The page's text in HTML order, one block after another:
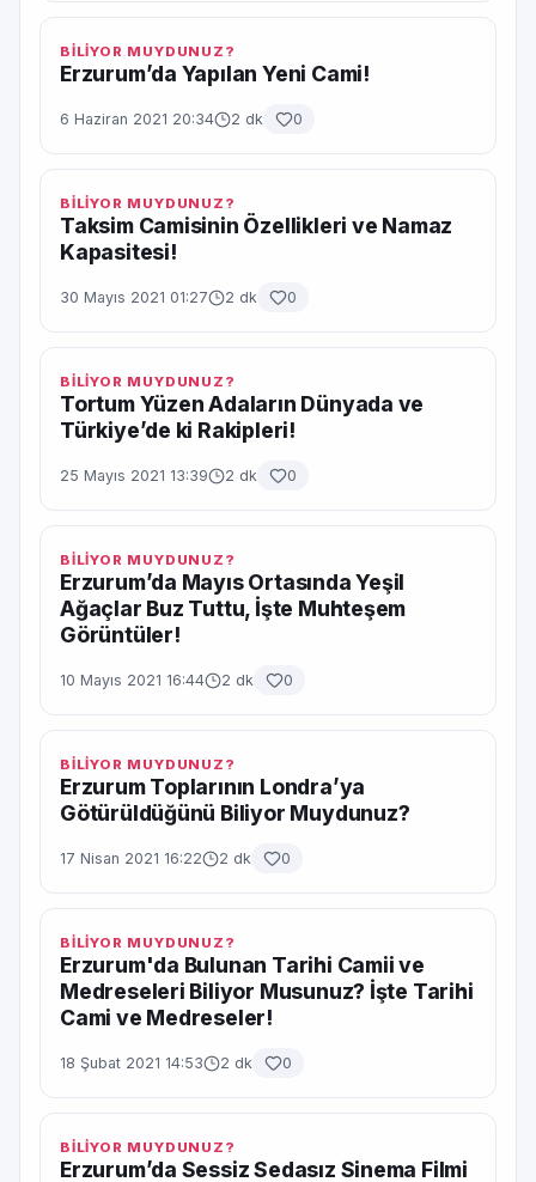
BİLİYOR MUYDUNUZ?
Erzurum’da Yapılan Yeni Cami!
6 Haziran 2021 20:34 2 dk 0
BİLİYOR MUYDUNUZ?
Taksim Camisinin Özellikleri ve Namaz
Kapasitesi!
30 Mayıs 2021 01:27 2 dk 0
BİLİYOR MUYDUNUZ?
Tortum Yüzen Adaların Dünyada ve
Türkiye’de ki Rakipleri!
25 Mayıs 2021 13:39 2 dk 0
BİLİYOR MUYDUNUZ?
Erzurum’da Mayıs Ortasında Yeşil
Ağaçlar Buz Tuttu, İşte Muhteşem
Görüntüler!
10 Mayıs 2021 16:44 2 dk 0
BİLİYOR MUYDUNUZ?
Erzurum Toplarının Londra’ya
Götürüldüğünü Biliyor Muydunuz?
17 Nisan 2021 16:22 2 dk 0
BİLİYOR MUYDUNUZ?
Erzurum'da Bulunan Tarihi Camii ve
Medreseleri Biliyor Musunuz? İşte Tarihi
Cami ve Medreseler!
18 Şubat 2021 14:53 2 dk 0
BİLİYOR MUYDUNUZ?
Erzurum’da Sessiz Sedasız Sinema Filmi